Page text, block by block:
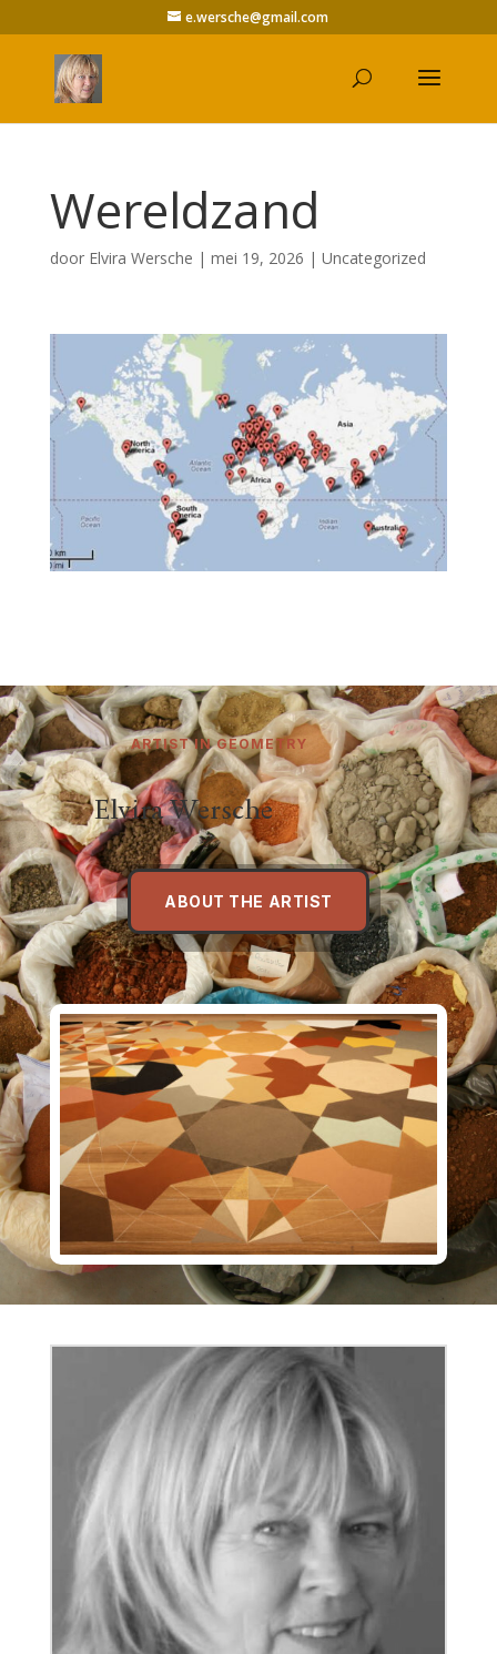
e.wersche@gmail.com
Wereldzand
door Elvira Wersche | mei 19, 2026 | Uncategorized
ARTIST IN GEOMETRY
Elvira Wersche
ABOUT THE ARTIST